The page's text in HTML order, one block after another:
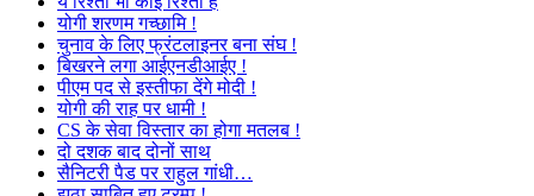
योगी शरणम गच्छामि !
चुनाव के लिए फ्रंटलाइनर बना संघ !
बिखरने लगा आईएनडीआईए !
पीएम पद से इस्तीफा देंगे मोदी !
योगी की राह पर धामी !
CS के सेवा विस्तार का होगा मतलब !
दो दशक बाद दोनों साथ
सैनिटरी पैड पर राहुल गांधी…